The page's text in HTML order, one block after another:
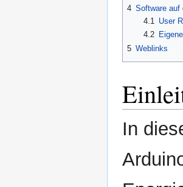
4 Software auf
4.1
User
4.2
5 Weblinks
In